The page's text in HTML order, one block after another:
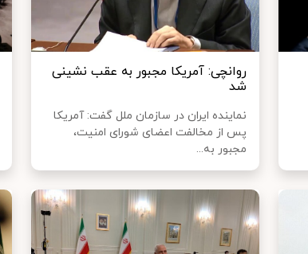
روانچی: آمریکا مجبور به عقب‌ نشینی
شد
نماینده ایران در سازمان ملل گفت: آمریکا
پس از مخالفت اعضای شورای امنیت،
مجبور به...